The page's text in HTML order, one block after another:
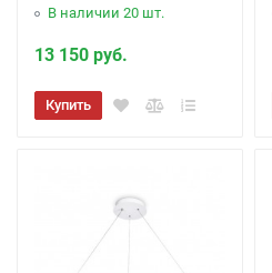
В наличии 20 шт.
13 150 руб.
Купить